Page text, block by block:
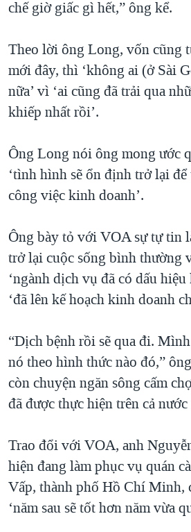
chế giờ giấc gì hết,” ông kể.
Theo lời ông Long, vốn cũng
mới đây, thì ‘không ai (ở Sài
nữa’ vì ‘ai cũng đã trải qua
khiếp nhất rồi’.
Ông Long nói ông mong ước
‘tình hình sẽ ổn định trở lại
công việc kinh doanh’.
Ông bày tỏ với VOA sự tự tin
trở lại cuộc sống bình thường
‘ngành dịch vụ đã có dấu hiệu
‘đã lên kế hoạch kinh doanh
“Dịch bệnh rồi sẽ qua đi.
nó theo hình thức nào đó,”
còn chuyện ngăn sông cấm
đã được thực hiện trên cả
Trao đổi với VOA, anh
hiện đang làm phục vụ quán
Vấp, thành phố Hồ Chí Minh,
‘năm sau sẽ tốt hơn năm vừa